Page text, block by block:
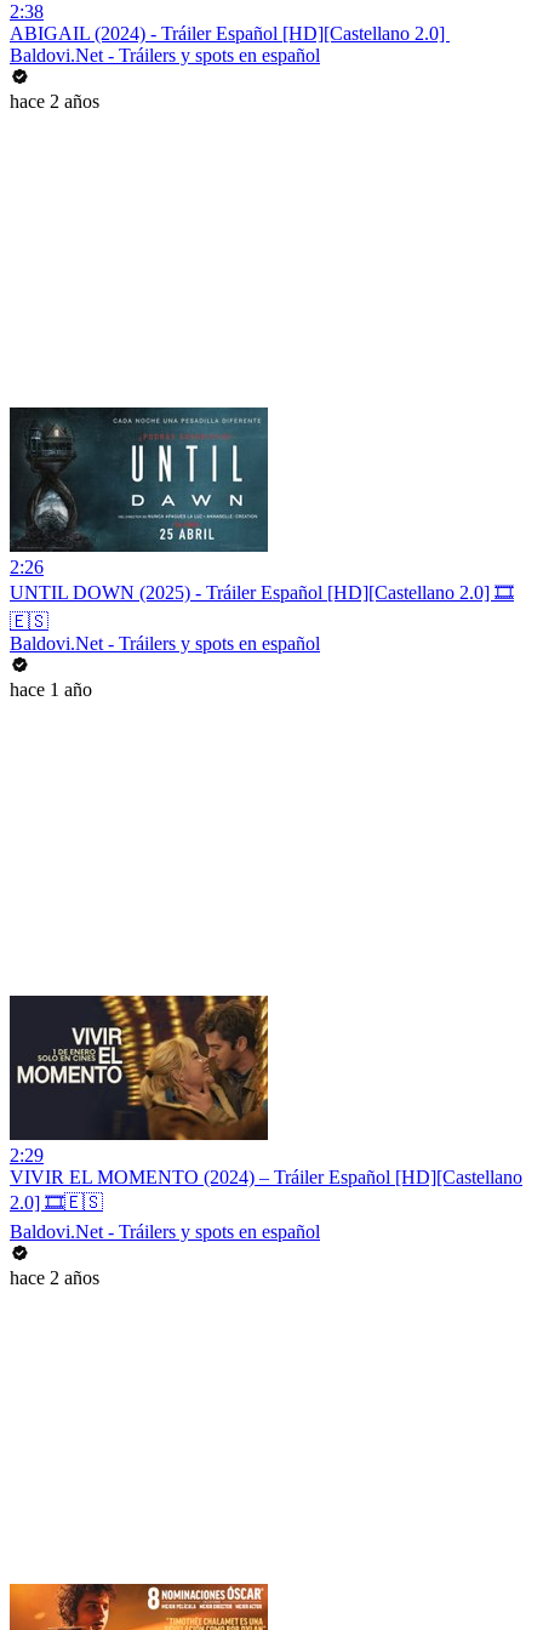
2:38
ABIGAIL (2024) - Tráiler Español [HD][Castellano 2.0] ️
Baldovi.Net - Tráilers y spots en español
hace 2 años
2:26
UNTIL DOWN (2025) - Tráiler Español [HD][Castellano 2.0] 🎞️
🇪🇸
Baldovi.Net - Tráilers y spots en español
hace 1 año
2:29
VIVIR EL MOMENTO (2024) – Tráiler Español [HD][Castellano
2.0] 🎞️🇪🇸
Baldovi.Net - Tráilers y spots en español
hace 2 años